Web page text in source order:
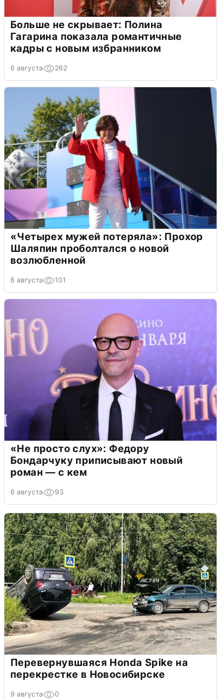
Больше не скрывает: Полина
Гагарина показала романтичные
кадры с новым избранником
6 августа 262
«Четырех мужей потеряла»: Прохор
Шаляпин проболтался о новой
возлюбленной
6 августа 101
«Не просто слух»: Федору
Бондарчуку приписывают новый
роман — с кем
6 августа 93
Перевернувшаяся Honda Spike на
перекрестке в Новосибирске
9 августа 0